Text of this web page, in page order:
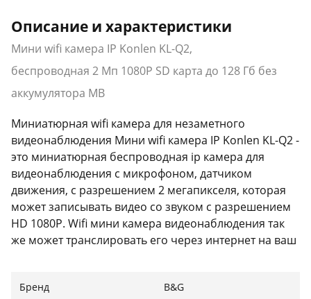
Описание и характеристики
Мини wifi камера IP Konlen KL-Q2,
беспроводная 2 Мп 1080P SD карта до 128 Гб без
аккумулятора MB
Миниатюрная wifi камера для незаметного
видеонаблюдения Мини wifi камера IP Konlen KL-Q2 -
это миниатюрная беспроводная ip камера для
видеонаблюдения с микрофоном, датчиком
движения, с разрешением 2 мегапикселя, которая
может записывать видео со звуком с разрешением
HD 1080P. Wifi мини камера видеонаблюдения так
же может транслировать его через интернет на ваш
мм, что позволяет незаметно установить ее на
Бренд B&G